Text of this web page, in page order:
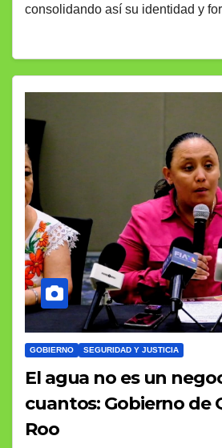
consolidando así su identidad y
GOBIERNO SEGURIDAD Y JUSTICIA
El agua no es un
cuantos: Gobierno de
Roo